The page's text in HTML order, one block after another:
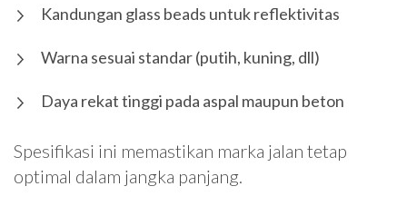
Kandungan glass beads untuk reflektivitas
Warna sesuai standar (putih, kuning, dll)
Daya rekat tinggi pada aspal maupun beton
Spesifikasi ini memastikan marka jalan tetap
optimal dalam jangka panjang.